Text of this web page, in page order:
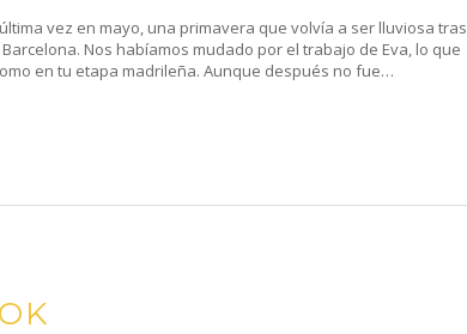
vez en mayo, una primavera que volvía a ser lluviosa tras
Nos habíamos mudado por el trabajo de Eva, lo que
en tu etapa madrileña. Aunque después no fue…